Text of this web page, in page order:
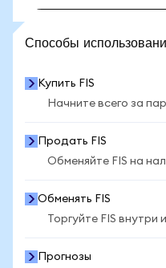
Способы
Купить FIS
Начните всего за
Продать FIS
Обменяйте FIS на
Обменять FIS
Торгуйте FIS
Прогнозы